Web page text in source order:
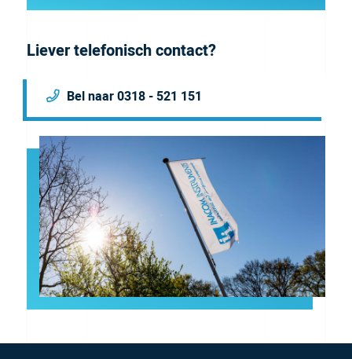
Liever telefonisch contact?
Bel naar 0318 - 521 151